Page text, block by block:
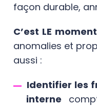
façon durable,
C’est LE
anomalies et
aussi :
Identifier les
interne